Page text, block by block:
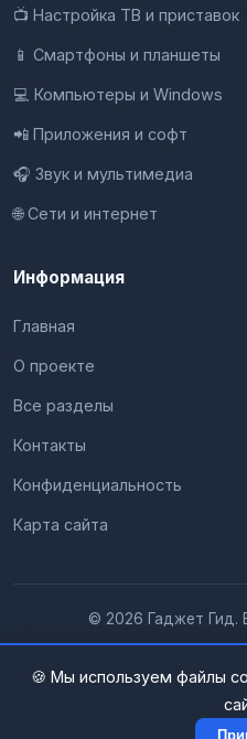
📺 Настройка ТВ и приставок
📱 Смартфоны и планшеты
💻 Компьютеры и Windows
📲 Приложения и софт
🎧 Звук и мультимедиа
🌐 Сети и интернет
Информация
Главная
О проекте
Все разделы
Контакты
Конфиденциальность
Карта сайта
© 2026 Гаджет Гид.
🍪 Мы используем файлы